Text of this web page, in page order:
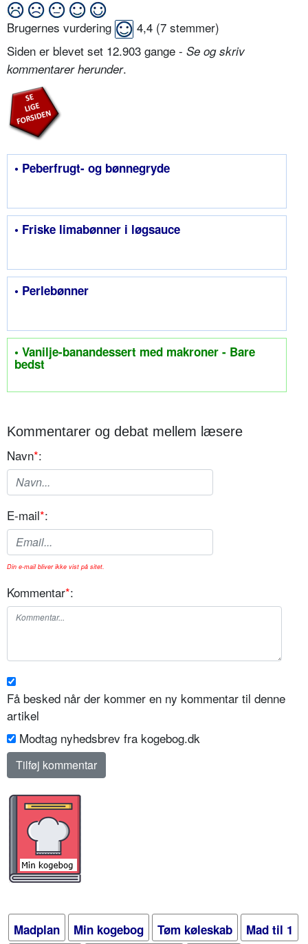
Brugernes vurdering 4,4 (7 stemmer)
Siden er blevet set 12.903 gange - Se og skriv
kommentarer herunder.
• Peberfrugt- og bønnegryde
• Friske limabønner i løgsauce
• Perlebønner
• Vanilje-banandessert med makroner - Bare
bedst
Kommentarer og debat mellem læsere
Navn*:
E-mail*:
Din e-mail bliver ikke vist på sitet.
Kommentar*:
Få besked når der kommer en ny kommentar til denne
artikel
Modtag nyhedsbrev fra kogebog.dk
Madplan Min kogebog Tøm køleskab Mad til 1